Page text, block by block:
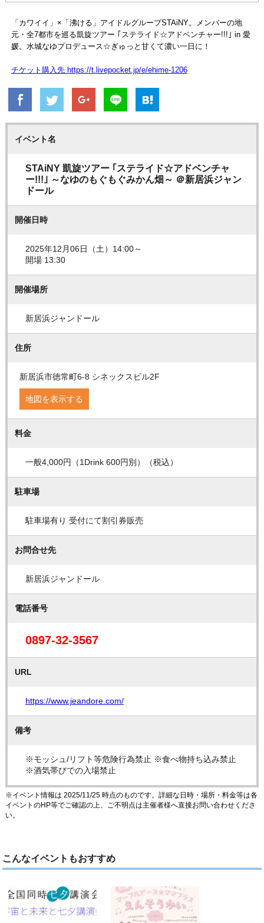
「カワイイ」×「沸ける」アイドルグループSTAiNY。メンバーの地
元・全7都市を巡る凱旋ツアー ｢ステライド☆アドベンチャー!!!｣ in 愛
媛。水城なゆプロデュース☆ぎゅっと甘くて濃い一日に！
チケット購入先 https://t.livepocket.jp/e/ehime-1206
イベント名
STAiNY 凱旋ツアー ｢ステライド☆アドベンチャ
ー!!!｣ ～なゆのもぐもぐみかん畑～ ＠新居浜ジャン
ドール
開催日時
2025年12月06日（土）14:00～
開場 13:30
開催場所
新居浜ジャンドール
住所
新居浜市徳常町6-8 シネックスビル2F
地図を表示する
料金
一般4,000円（1Drink 600円別）（税込）
駐車場
駐車場有り 受付にて割引券販売
お問合せ先
新居浜ジャンドール
電話番号
0897-32-3567
URL
https://www.jeandore.com/
備考
※モッシュ/リフト等危険行為禁止 ※食べ物持ち込み禁止
※酒気帯びでの入場禁止
※イベント情報は 2025/11/25 時点のものです。詳細な日時・場所・料金等は各
イベントのHP等でご確認の上、ご不明点は主催者様へ直接お問い合わせくださ
い。
こんなイベントもおすすめ